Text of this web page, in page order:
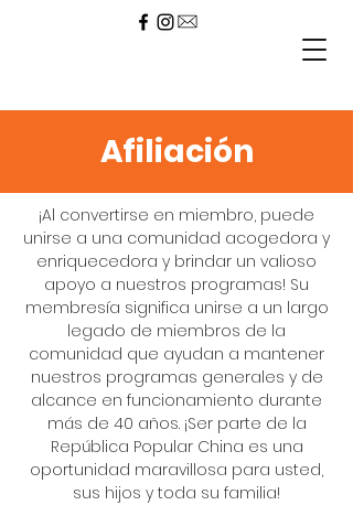
Afiliación
¡Al convertirse en miembro, puede
unirse a una comunidad acogedora y
enriquecedora y brindar un valioso
apoyo a nuestros programas! Su
membresía significa unirse a un largo
legado de miembros de la
comunidad que ayudan a mantener
nuestros programas generales y de
alcance en funcionamiento durante
más de 40 años. ¡Ser parte de la
República Popular China es una
oportunidad maravillosa para usted,
sus hijos y toda su familia!